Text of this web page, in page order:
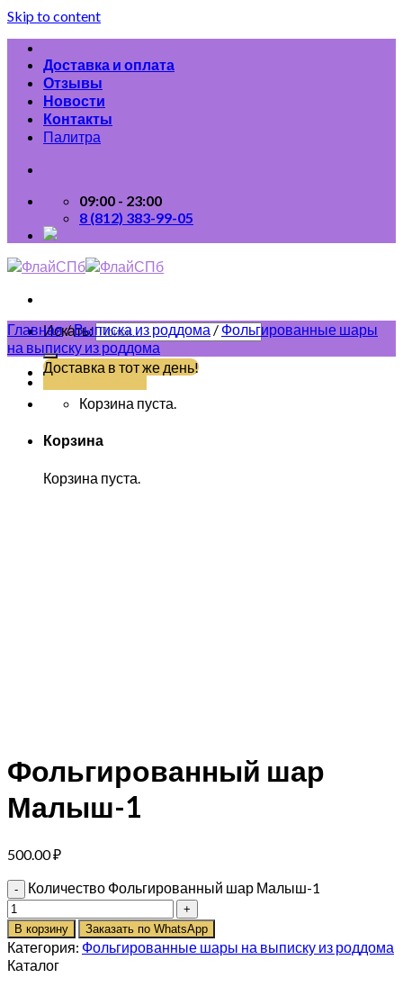
Skip to content
Доставка и оплата
Отзывы
Новости
Контакты
Палитра
09:00 - 23:00
8 (812) 383-99-05
Искать:
(812) 383-99-05
Доставка в тот же день!
Корзина пуста.
Корзина
Корзина пуста.
Главная/Выписка из роддома/Фольгированные шары
на выписку из роддома
Фольгированный шар
Малыш-1
500.00₽
Количество Фольгированный шар Малыш-1
В корзину Заказать по WhatsApp
Категория: Фольгированные шары на выписку из роддома
Каталог